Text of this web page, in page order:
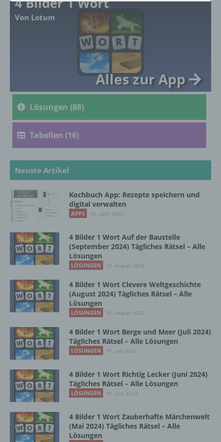
Von Lotum
Alles zur App
Lösungen (88)
Tabellen (16)
Neuste Artikel
Kochbuch App: Rezepte speichern und
digital verwalten
APPS 03. April 2025
4 Bilder 1 Wort Auf der Baustelle
(September 2024) Tägliches Rätsel – Alle
Lösungen
LÖSUNGEN 31. August 2024
4 Bilder 1 Wort Clevere Weltgeschichte
(August 2024) Tägliches Rätsel – Alle
Lösungen
LÖSUNGEN 01. August 2024
4 Bilder 1 Wort Berge und Meer (Juli 2024)
Tägliches Rätsel – Alle Lösungen
LÖSUNGEN 01. Juli 2024
4 Bilder 1 Wort Richtig Lecker (Juni 2024)
Tägliches Rätsel – Alle Lösungen
LÖSUNGEN 01. Juni 2024
4 Bilder 1 Wort Zauberhafte Märchenwelt
(Mai 2024) Tägliches Rätsel – Alle
Lösungen
a) personenbezogene Daten
Personenbezogene Daten sind alle
Informationen, die sich auf eine identifizierte
oder identifizierbare natürliche Person (im
Folgenden „betroffene Person") beziehen.
Als identifizierbar wird eine natürliche
Person angesehen, die direkt oder indirekt,
Kennung wie einem Namen, zu einer
Kennnummer, zu Standortdaten, zu einer
mehreren besonderen Merkmalen, die
Ausdruck der physischen, physiologischen,
kulturellen oder sozialen Identität dieser
Betroffene Person ist jede identifizierte oder
identifizierbare natürliche Person, deren
personenbezogene Daten von dem für die
werden.
c) Verarbeitung
Verarbeitung ist jeder mit oder ohne Hilfe
automatisierter Verfahren ausgeführte
Vorgang oder jede solche Vorgangsreihe im
Zusammenhang mit personenbezogenen
Daten wie das Erheben, das Erfassen, die
Organisation, das Ordnen, die Speicherung,
die Anpassung oder Veränderung, das
die Offenlegung durch Übermittlung,
Verbreitung oder eine andere Form der
Bereitstellung, den Abgleich oder die